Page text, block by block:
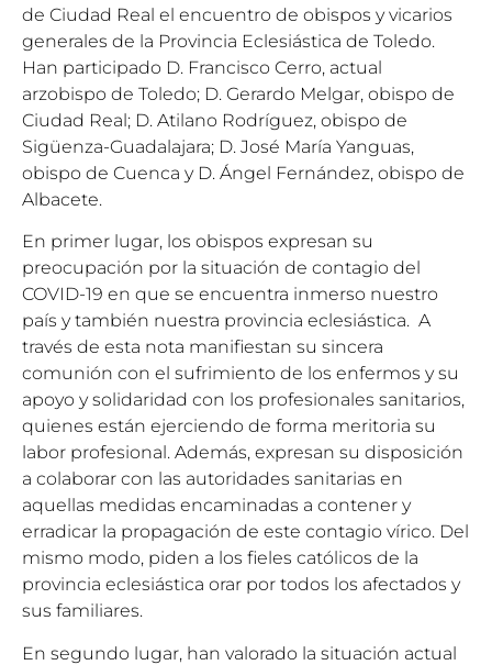
de Ciudad Real el encuentro de obispos y vicarios
generales de la Provincia Eclesiástica de Toledo.
Han participado D. Francisco Cerro, actual
arzobispo de Toledo; D. Gerardo Melgar, obispo de
Ciudad Real; D. Atilano Rodríguez, obispo de
Sigüenza-Guadalajara; D. José María Yanguas,
obispo de Cuenca y D. Ángel Fernández, obispo de
Albacete.
En primer lugar, los obispos expresan su
preocupación por la situación de contagio del
COVID-19 en que se encuentra inmerso nuestro
país y también nuestra provincia eclesiástica. A
través de esta nota manifiestan su sincera
comunión con el sufrimiento de los enfermos y su
apoyo y solidaridad con los profesionales sanitarios,
quienes están ejerciendo de forma meritoria su
labor profesional. Además, expresan su disposición
a colaborar con las autoridades sanitarias en
aquellas medidas encaminadas a contener y
erradicar la propagación de este contagio vírico. Del
mismo modo, piden a los fieles católicos de la
provincia eclesiástica orar por todos los afectados y
sus familiares.
En segundo lugar, han valorado la situación actual